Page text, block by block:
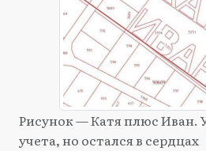
Рисунок — Катя плюс Иван.
учета, но остался в сердцах